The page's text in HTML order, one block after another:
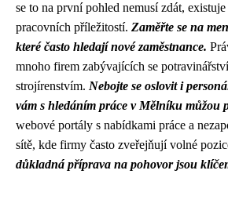
se to na první pohled nemusí zdát,
pracovních příležitostí. Zaměřte se na
které často hledají nové zaměstnance.
mnoho firem zabývajících se
strojírenstvím. Nebojte se oslovit i
vám s hledáním práce v Mělníku můžou
webové portály s nabídkami práce a
sítě, kde firmy často zveřejňují volné
důkladná příprava na pohovor jsou